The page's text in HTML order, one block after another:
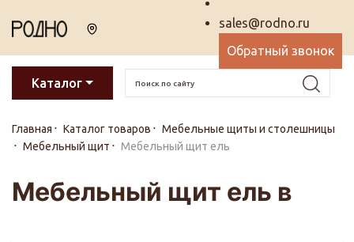
sales@rodno.ru
Обратный звонок
Каталог
Главная Каталог товаров
Мебельные щиты и столешницы
Мебельный щит
Мебельный щит ель
Мебельный щит ель в